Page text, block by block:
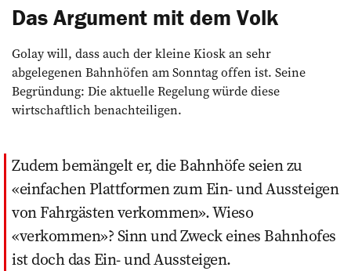
Das Argument mit dem Volk
Golay will, dass auch der kleine Kiosk an sehr
abgelegenen Bahnhöfen am Sonntag offen ist. Seine
Begründung: Die aktuelle Regelung würde diese
wirtschaftlich benachteiligen.
Zudem bemängelt er, die Bahnhöfe seien zu
«einfachen Plattformen zum Ein- und Aussteigen
von Fahrgästen verkommen». Wieso
«verkommen»? Sinn und Zweck eines Bahnhofes
ist doch das Ein- und Aussteigen.